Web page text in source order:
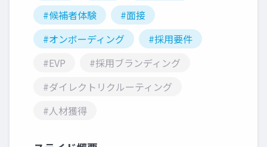
#候補者体験
#面接
#オンボーディング
#採用要件
#EVP
#採用ブランディング
#ダイレクトリクルーティング
#人材獲得